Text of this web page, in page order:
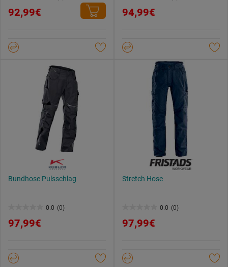
0.0
von
92,99€
0.0
von
94,99€
Bundhose Pulsschlag
0.0 (0)
von
97,99€
Stretch Hose
0.0 (0)
von
97,99€
Weitere Informationen findest du in unserer
Datenschutzerklärung.